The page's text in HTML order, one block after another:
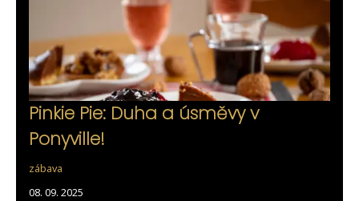
Pinkie Pie: Duha a úsměvy v
Ponyville!
zábava
08. 09. 2025